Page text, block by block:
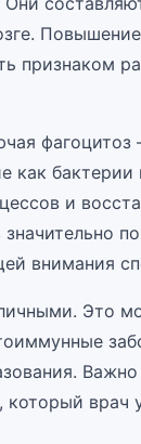
признаком
фагоцитоз
как бактерии
и
внимания
Это
врач